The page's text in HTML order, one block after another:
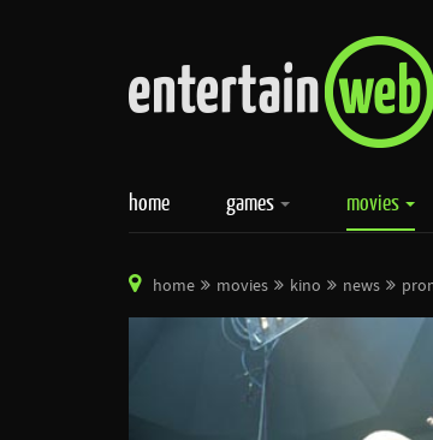
home games movies
home movies kino news